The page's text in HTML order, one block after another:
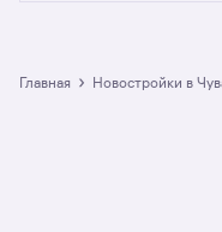
в Чувашской
Главная › Новостройки в